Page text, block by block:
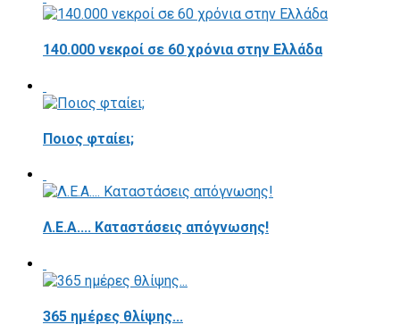
140.000 νεκροί σε 60 χρόνια στην Ελλάδα
Ποιος φταίει;
Λ.Ε.Α.... Καταστάσεις απόγνωσης!
365 ημέρες θλίψης...